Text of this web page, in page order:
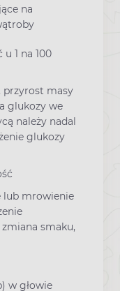
na
1 na 100
przyrost masy
glukozy we
należy nadal
glukozy
lub mrowienie
smaku,
w głowie